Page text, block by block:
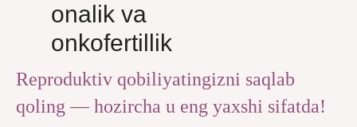
onalik va
onkofertillik
Reproduktiv qobiliyatingizni saqlab
qoling — hozircha u eng yaxshi sifatda!